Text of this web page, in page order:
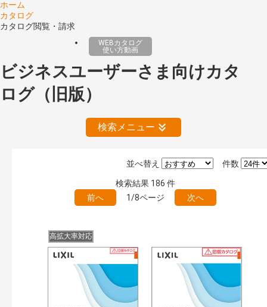
ホーム
カタログ
カタログ閲覧・請求
WEBカタログ
使い方動画
ビジネスユーザーさま向けカタ
ログ（旧版）
検索メニュー
絞り込みの解除
キーワード検索（あいまい）
目次も検索 検 索
おすすめハッシュタグ
件数
並べ替え
検索結果 186 件
前へ
1/8ページ 次へ
高拡大率対応